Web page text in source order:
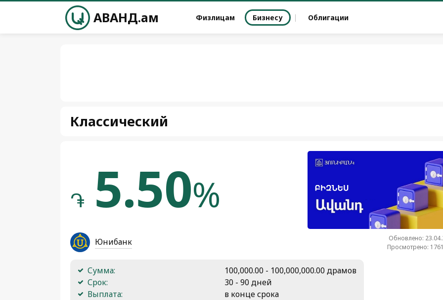
АВАНД.ам Физлицам Бизнесу Облигации
Классический
Обновлено:
Просмотрено:
֏ 5.50%
Юнибанк
Сумма:
100,000.00 - 100,000,000.00 драмов
Срок:
30 - 90 дней
Выплата:
в конце срока